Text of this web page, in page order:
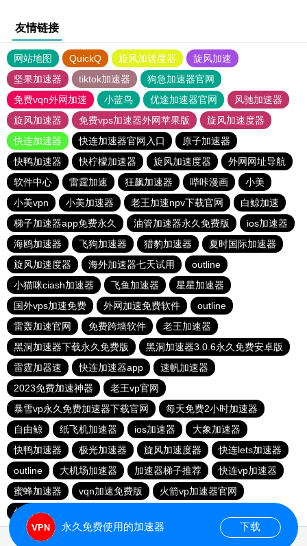
友情链接
网站地图 QuickQ 旋风加速度器
旋风加速
坚果加速器
tiktok加速器
狗急加速器官网
免费vqn外网加速
小蓝鸟 优途加速器官网
风驰加速器
旋风加速器
免费vps加速器外网苹果版
旋风加速度器
快连加速器
快连加速器官网入口
原子加速器
快鸭加速器
快柠檬加速器 旋风加速度器
外网网址导航
软件中心
雷霆加速 狂飙加速器 哔咔漫画
小美
小美vpn
小美加速器 老王加速npv下载官网
白鲸加速
梯子加速器app免费永久
油管加速器永久免费版
ios加速器
海鸥加速器
飞狗加速器 猎豹加速器
夏时国际加速器
旋风加速度器
海外加速器七天试用
outline
小猫咪ciash加速器
飞鱼加速器
星星加速器
国外vps加速免费
外网加速免费软件
outline
雷轰加速官网
免费跨墙软件
老王加速器
黑洞加速器下载永久免费版
黑洞加速器3.0.6永久免费安卓版
雷霆加器速
快连加速器app
速帆加速器
2023免费加速神器
老王vp官网
暴雪vp永久免费加速器下载官网
每天免费2小时加速器
自由鲸
纸飞机加速器 ios加速器
大象加速器
快鸭加速器
极光加速器 旋风加速度器
快连lets加速器
outline
大机场加速器 加速器梯子推荐
快连vp加速器
蜜蜂加速器
vqn加速免费版
火箭vp加速器官网
优途加速器官网
永久免费使用的加速器 下载